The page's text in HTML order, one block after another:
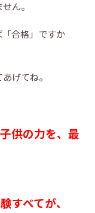
ん。
合格」ですか
げてね。
供の力を、最
すべてが、